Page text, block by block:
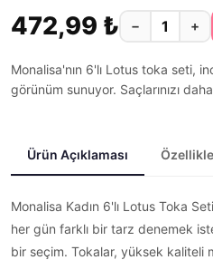
472,99 ₺ − +
Monalisa'nın 6'lı Lotus toka seti,
görünüm sunuyor. Saçlarınızı
Ürün Açıklaması
Monalisa Kadın 6'lı Lotus Toka
her gün farklı bir tarz denemek
bir seçim. Tokalar, yüksek kaliteli